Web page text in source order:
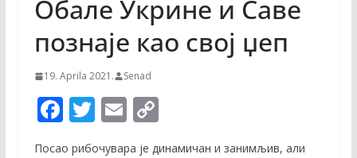
Обале Укрине и Саве
познаје као свој џеп
19. Aprila 2021. Senad
F
ac
T E C
Посао рибочувара је динамичан и занимљив, али